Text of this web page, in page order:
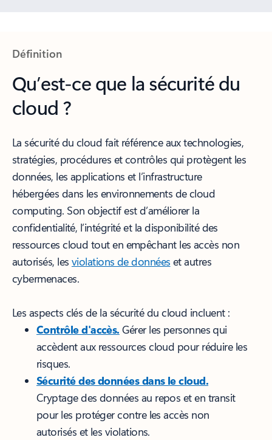
Définition
Qu’est-ce que la sécurité du
cloud ?
La sécurité du cloud fait référence aux technologies,
stratégies, procédures et contrôles qui protègent les
données, les applications et l’infrastructure
hébergées dans les environnements de cloud
computing. Son objectif est d’améliorer la
confidentialité, l’intégrité et la disponibilité des
ressources cloud tout en empêchant les accès non
autorisés, les violations de données et autres
cybermenaces.
Les aspects clés de la sécurité du cloud incluent :
Contrôle d'accès. Gérer les personnes qui
accèdent aux ressources cloud pour réduire les
risques.
Sécurité des données dans le cloud.
Cryptage des données au repos et en transit
pour les protéger contre les accès non
autorisés et les violations.